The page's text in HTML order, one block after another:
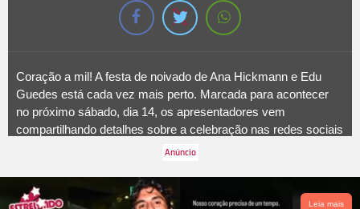
Coração a mil! A festa de noivado de Ana Hickmann e Edu
Guedes está cada vez mais perto. Marcada para acontecer
no próximo sábado, dia 14, os apresentadores vem
compartilhando detalhes sobre a celebração nas redes sociais
e até mesmo em entrevistas. Cheios de preparativos para o
para os seguidores. Na última quinta-feira, dia 31, a
apresentadora contou que ela e Edu Guedes foram fazer aLeia mais